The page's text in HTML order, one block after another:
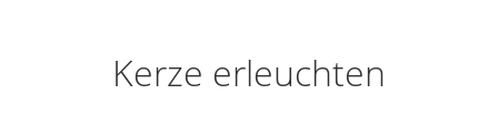
Kerze erleuchten